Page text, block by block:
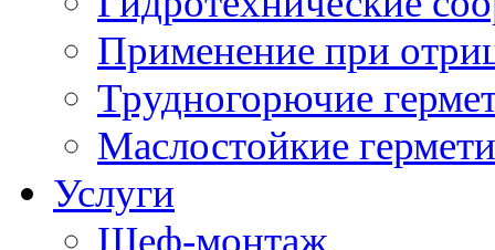
Применение при
Трудногорючие
Маслостойкие
Услуги
Шеф-монтаж